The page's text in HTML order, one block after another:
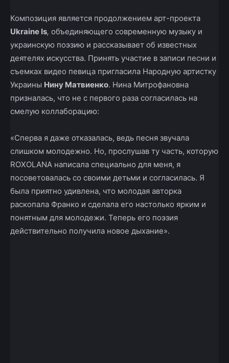
Композиция является продолжением арт-проекта
Ukraine Is, объединяющего современную музыку и
украинскую поэзию и рассказывает об известных
деятелях искусства. Принять участие в записи песни и
съемках видео певица пригласила Народную артистку
Украины Нину Матвиенко. Нина Митрофановна
призналась, что не с первого раза согласилась на
смелую коллаборацию:
«Сперва я даже отказалась, ведь песня звучала
слишком молодежно. Но, прослушав ту часть, которую
ROXOLANA написала специально для меня, я
посоветовалась со своими детьми и согласилась. Я
была приятно удивлена, что молодая авторка
раскопала Франко и сделала его настолько ярким и
понятным для молодежи. Теперь его поэзия
действительно получила новое дыхание».